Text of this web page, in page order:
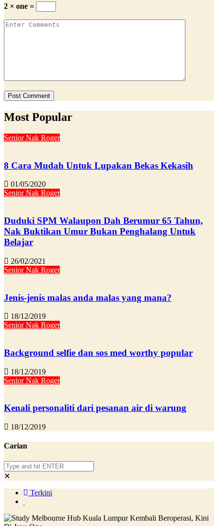
2 × one =
Most Popular
Senior Nak Roger
8 Cara Mudah Untuk Lupakan Bekas Kekasih
01/05/2020
Senior Nak Roger
Duduki SPM Walaupon Dah Berumur 65 Tahun,
Nak Buktikan Umur Bukan Penghalang Untuk
Belajar
26/02/2021
Senior Nak Roger
Jenis-jenis malas anda malas yang mana?
18/12/2019
Senior Nak Roger
Background selfie dan sos med worthy popular
18/12/2019
Senior Nak Roger
Kenali personaliti dari pesanan air di warung
18/12/2019
Carian
✕
Terkini